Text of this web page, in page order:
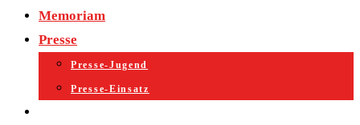
Memoriam
Presse
Presse-Jugend
Presse-Einsatz